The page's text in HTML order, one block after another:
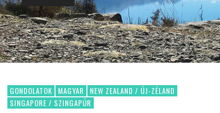
GONDOLATOK MAGYAR
NEW ZEALAND / ÚJ-ZÉLAND
SINGAPORE / SZINGAPÚR